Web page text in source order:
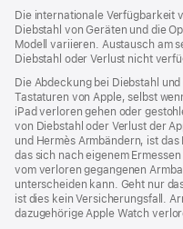
Die internationale Verfügbarkeit
Diebstahl von Geräten und die
Modell variieren. Austausch am
Diebstahl oder Verlust nicht
Die Abdeckung bei Diebstahl
Tastaturen von Apple, selbst
iPad verloren gehen oder
von Diebstahl oder Verlust der
und Hermès Armbändern, ist
das sich nach eigenem
vom verloren gegangenen
unterscheiden kann. Geht nur
ist dies kein Versicherungsfall.
dazugehörige Apple Watch